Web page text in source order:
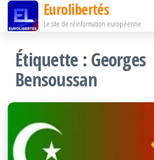
Passer
contenu
Eurolibertés
Le site de réinformation européenne
Étiquette : Georges
Bensoussan